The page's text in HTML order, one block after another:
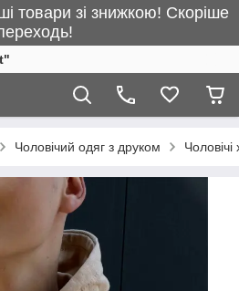
товари зі знижкою! Скоріше
Чоловічий одяг з друком Чоловічі